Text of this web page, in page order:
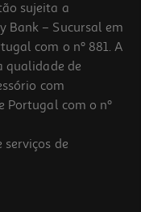
sujeita a
Bank – Sucursal em
com o nº 881. A
qualidade de
com
Portugal com o nº
de